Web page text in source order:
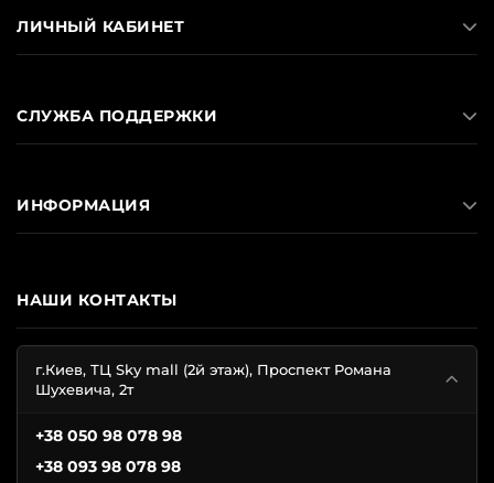
НАШИ КОНТАКТЫ
г.Киев, ТЦ Sky mall (2й этаж), Проспект Романа
Шухевича, 2т
+38 050 98 078 98
+38 093 98 078 98
ЛИЧНЫЙ КАБИНЕТ
СЛУЖБА ПОДДЕРЖКИ
ИНФОРМАЦИЯ